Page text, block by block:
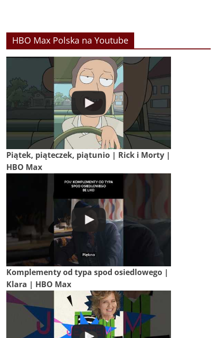
HBO Max Polska na Youtube
Piątek, piąteczek, piątunio | Rick i Morty |
HBO Max
Komplementy od typa spod osiedlowego |
Klara | HBO Max